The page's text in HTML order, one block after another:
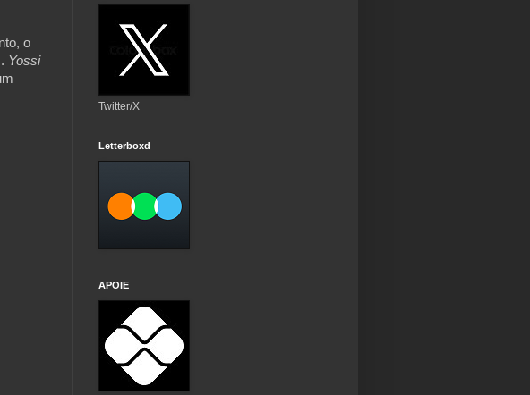
o
Yossi
Twitter/X
Letterboxd
APOIE